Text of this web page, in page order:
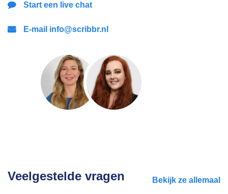
Start een live chat
E-mail info@scribbr.nl
Veelgestelde vragen Bekijk ze allemaal